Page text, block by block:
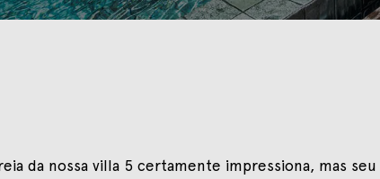
da nossa villa 5 certamente impressiona, mas